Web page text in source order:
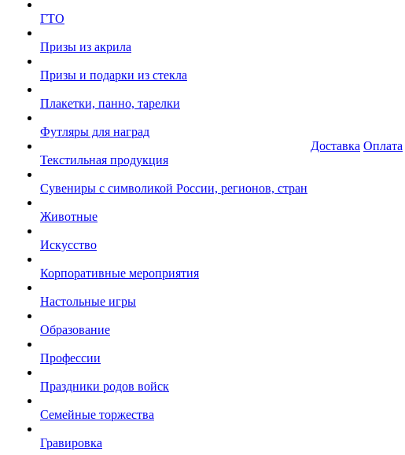
ГТО
Призы из акрила
Призы и подарки из стекла
Плакетки, панно, тарелки
Футляры для наград
Текстильная продукция
Сувениры с символикой России, регионов, стран
Животные
Искусство
Корпоративные мероприятия
Настольные игры
Образование
Профессии
Праздники родов войск
Семейные торжества
Гравировка
Доставка Оплата